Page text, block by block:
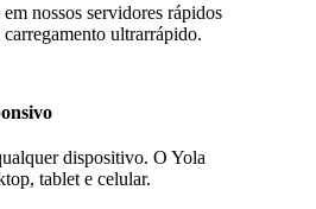
nossos servidores rápidos
ultrarrápido.
dispositivo. O Yola
tablet e celular.